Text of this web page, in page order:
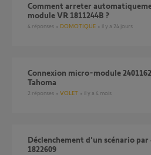
Comment arreter automatiquement les relais des micro-
module VR 1811244B ?
4 réponses DOMOTIQUE il y a 24 jours
Connexion micro-module 2401162 à Box Connexoon /
Tahoma
2 réponses VOLET il y a 4 mois
Déclenchement d'un scénario par contact sec via Izymo
1822609